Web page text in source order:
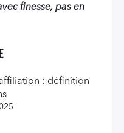
finesse, pas en
: définition